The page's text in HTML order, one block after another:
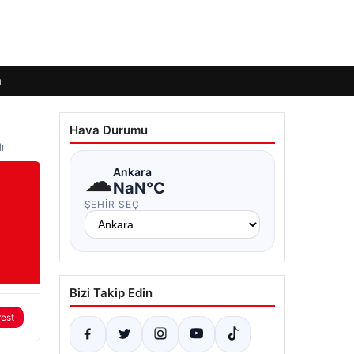
Hava Durumu
☁Ankara
NaN°C
ŞEHIR SEÇ
Bizi Takip Edin